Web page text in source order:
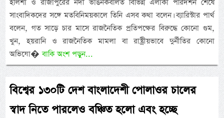
ইলিশা ও রাজাপুরের নদী ভাঙনকবলিত বিভিন্ন এলাকা পরিদর্শন শেষে
সাংবাদিকদের সঙ্গে মতবিনিময়কালে তিনি এসব কথা বলেন। ব্যারিস্টার পার্থ
বলেন, গত সাড়ে চার মাসে রাজনৈতিক প্রতিপক্ষের বিরুদ্ধে কোনো গুম,
খুন, হয়রানি ও রাজনৈতিক মামলা বা রাষ্ট্রীয়ভাবে দুর্নীতির কোনো
অভিযো�বাকি অংশ পড়ুন...
বিশ্বের ১৩০টি দেশ বাংলাদেশী পোলাওর চালের
স্বাদ নিতে পারলেও বঞ্চিত হলো এবং হচ্ছে